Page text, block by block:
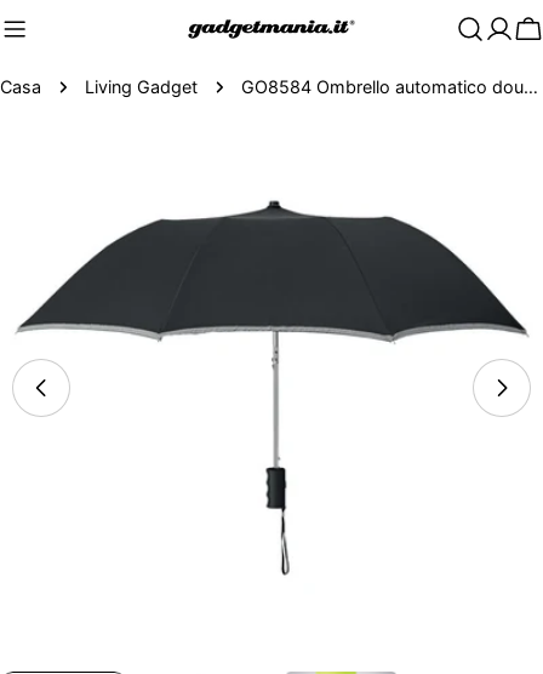
Casa Living Gadget GO8584 Ombrello automatico double face 21"